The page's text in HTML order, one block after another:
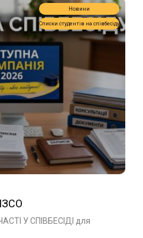
Новини
Списки студентів на співбесіду
У СПІВБЕСІДІ для